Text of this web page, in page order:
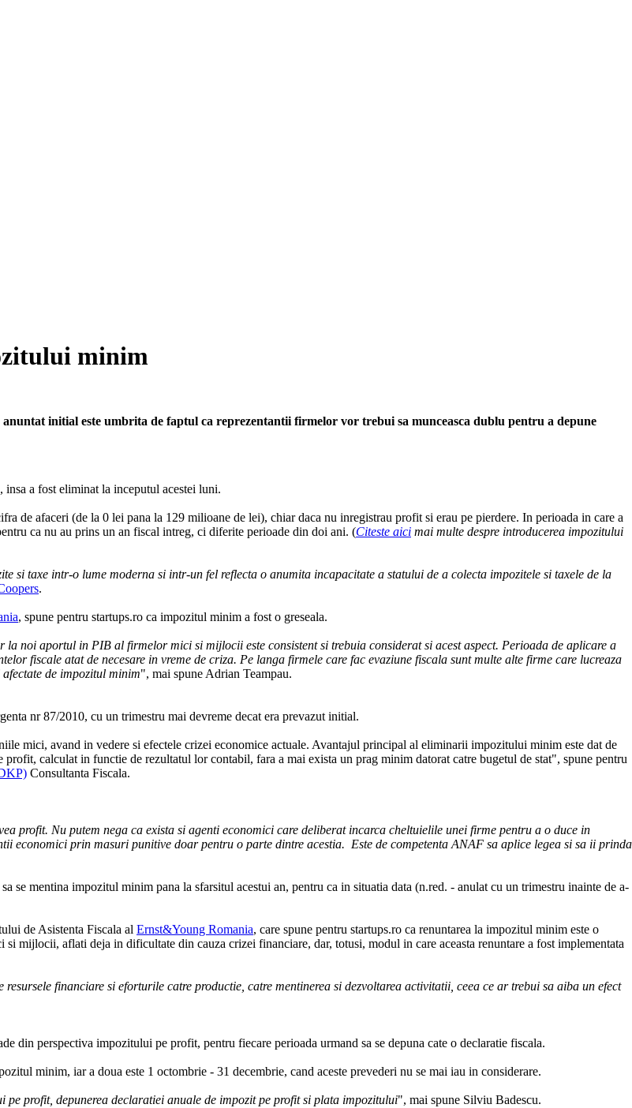
minim
initial este umbrita de faptul ca reprezentantii firmelor vor trebui sa munceasca dublu pentru a depune
a fost eliminat la inceputul acestei luni.
de afaceri (de la 0 lei pana la 129 milioane de lei), chiar daca nu inregistrau profit si erau pe pierdere. In perioada in care a
ca nu au prins un an fiscal intreg, ci diferite perioade din doi ani. (Citeste aici mai multe despre introducerea impozitului
si taxe intr-o lume moderna si intr-un fel reflecta o anumita incapacitate a statului de a colecta impozitele si taxele de la
.
, spune pentru startups.ro ca impozitul minim a fost o greseala.
noi aportul in PIB al firmelor mici si mijlocii este consistent si trebuia considerat si acest aspect. Perioada de aplicare a
fiscale atat de necesare in vreme de criza. Pe langa firmele care fac evaziune fiscala sunt multe alte firme care lucreaza
de impozitul minim", mai spune Adrian Teampau.
nr 87/2010, cu un trimestru mai devreme decat era prevazut initial.
mici, avand in vedere si efectele crizei economice actuale. Avantajul principal al eliminarii impozitului minim este dat de
calculat in functie de rezultatul lor contabil, fara a mai exista un prag minim datorat catre bugetul de stat", spune pentru
Consultanta Fiscala.
profit. Nu putem nega ca exista si agenti economici care deliberat incarca cheltuielile unei firme pentru a o duce in
economici prin masuri punitive doar pentru o parte dintre acestia. Este de competenta ANAF sa aplice legea si sa ii prinda
se mentina impozitul minim pana la sfarsitul acestui an, pentru ca in situatia data (n.red. - anulat cu un trimestru inainte de a-
de Asistenta Fiscala al Ernst&Young Romania, care spune pentru startups.ro ca renuntarea la impozitul minim este o
mijlocii, aflati deja in dificultate din cauza crizei financiare, dar, totusi, modul in care aceasta renuntare a fost implementata
financiare si eforturile catre productie, catre mentinerea si dezvoltarea activitatii, ceea ce ar trebui sa aiba un efect
din perspectiva impozitului pe profit, pentru fiecare perioada urmand sa se depuna cate o declaratie fiscala.
minim, iar a doua este 1 octombrie - 31 decembrie, cand aceste prevederi nu se mai iau in considerare.
profit, depunerea declaratiei anuale de impozit pe profit si plata impozitului", mai spune Silviu Badescu.